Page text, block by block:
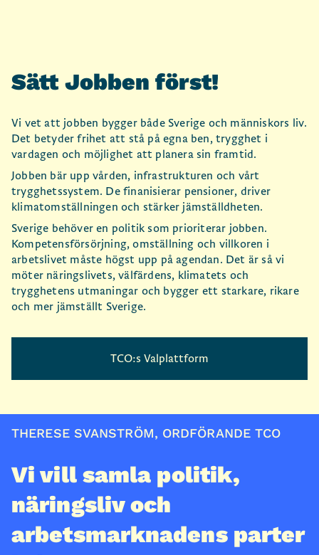
f
ö
r
s
t
!
Sätt Jobben först!
Vi vet att jobben bygger både Sverige och människors liv.
Det betyder frihet att stå på egna ben, trygghet i
vardagen och möjlighet att planera sin framtid.
Jobben bär upp vården, infrastrukturen och vårt
trygghetssystem. De finanisierar pensioner, driver
klimatomställningen och stärker jämställdheten.
Sverige behöver en politik som prioriterar jobben.
Kompetensförsörjning, omställning och villkoren i
arbetslivet måste högst upp på agendan. Det är så vi
möter näringslivets, välfärdens, klimatets och
trygghetens utmaningar och bygger ett starkare, rikare
och mer jämställt Sverige.
TCO:s Valplattform
THERESE SVANSTRÖM, ORDFÖRANDE TCO
Vi vill samla politik,
näringsliv och
arbetsmarknadens parter